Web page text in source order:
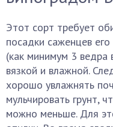
Этот сорт требует
посадки саженцев
(как минимум 3
вязкой и влажной.
хорошо увлажнять
мульчировать грунт,
можно меньше. Для